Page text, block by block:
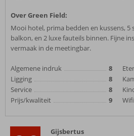
Over Green Field:
Mooi hotel, prima bedden en kussens,
balkon, en 2 luxe fauteils binnen. Fijne
vermaak in de meetingbar.
Algemene indruk
8
Ligging
8
Service
8
Prijs/kwaliteit
9
Gijsbertus